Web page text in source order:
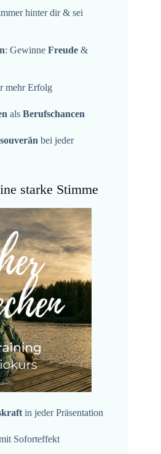
hinter dir & sei
: Gewinne Freude &
mehr Erfolg
als Berufschancen
bei jeder
starke Stimme
in jeder Präsentation
Soforteffekt